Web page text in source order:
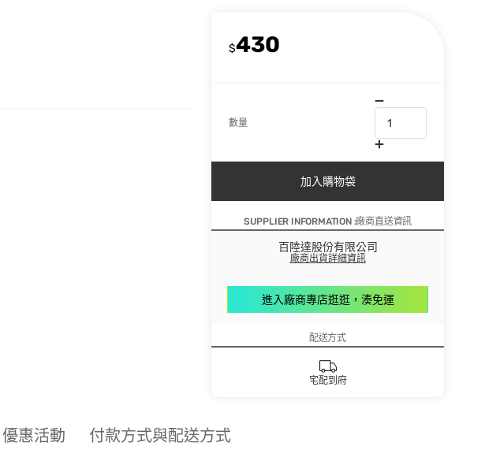
$430
數量
加入購物袋
SUPPLIER INFORMATION :廠商直送資訊
百陸達股份有限公司
廠商出貨詳細資訊
進入廠商專店逛逛，湊免運
配送方式
宅配到府
優惠活動 付款方式與配送方式